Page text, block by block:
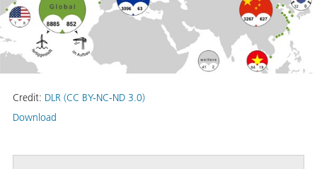
Credit: DLR (CC BY-NC-ND 3.0)
Download